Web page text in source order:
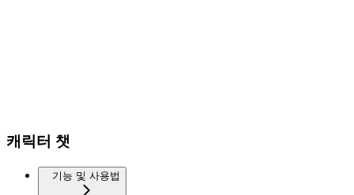
캐릭터 챗
기능 및 사용법